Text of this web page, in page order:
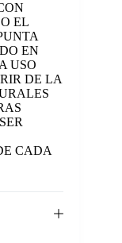
EL
EN
USO
DE LA
CADA